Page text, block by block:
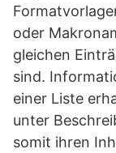
oder
gleichen
sind.
einer Liste
unter
somit ihren